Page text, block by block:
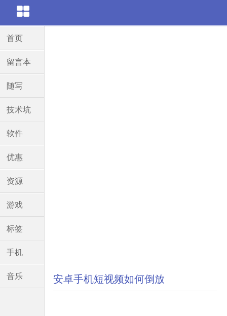
首页
留言本
随写
技术坑
软件
优惠
资源
游戏
标签
手机
音乐 安卓手机短视频如何倒放